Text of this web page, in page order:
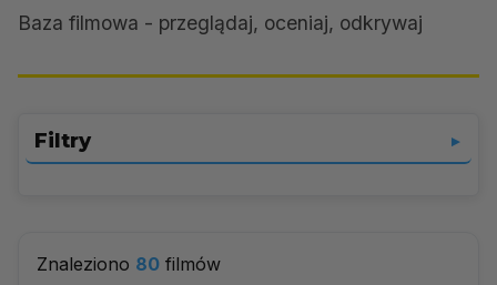
Baza filmowa - przeglądaj, oceniaj, odkrywaj
Filtry ▼
Znaleziono 80 filmów